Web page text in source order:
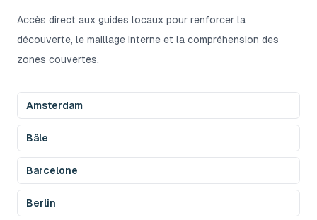
Accès direct aux guides locaux pour renforcer la
découverte, le maillage interne et la compréhension des
zones couvertes.
Amsterdam
Bâle
Barcelone
Berlin